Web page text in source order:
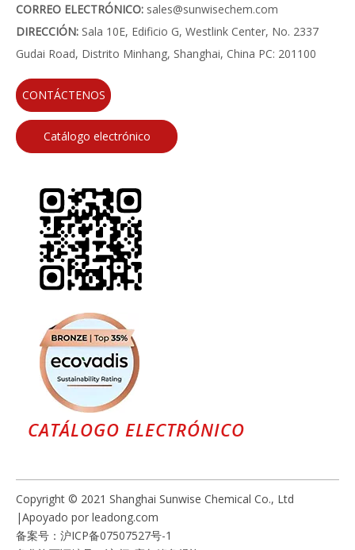
CORREO ELECTRÓNICO: sales@sunwisechem.com
DIRECCIÓN: Sala 10E, Edificio G, Westlink Center, No. 2337
Gudai Road, Distrito Minhang, Shanghai, China PC: 201100
CONTÁCTENOS
Catálogo electrónico
CATÁLOGO ELECTRÓNICO
Copyright © 2021 Shanghai Sunwise Chemical Co., Ltd
|Apoyado por leadong.com
备案号： 沪ICP备07507527号-1